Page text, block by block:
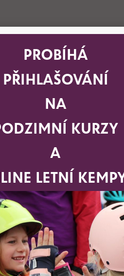
věku 5 – 6 let (po dohodě s
rodič e-mailem potvrzení o
velice rychle osvojí nové
o hromadnou formu výuky,
věnujeme. Jsme si jistí, že se pro
zdokonalovat.
minut.
počasí. V tomto případě Vás
posune nebo se zbývající
a kdekoliv po celou dobu
–DOTAZY
min. 500 Kč na dětské
zasíláme automaticky po
podmínkách je třeba se
PROBÍHÁ
PŘIHLAŠOVÁNÍ
NA
KURZY
A
LETNÍ